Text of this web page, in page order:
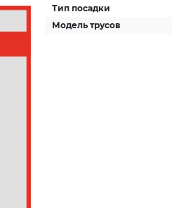
Тип посадки
Модель трусов